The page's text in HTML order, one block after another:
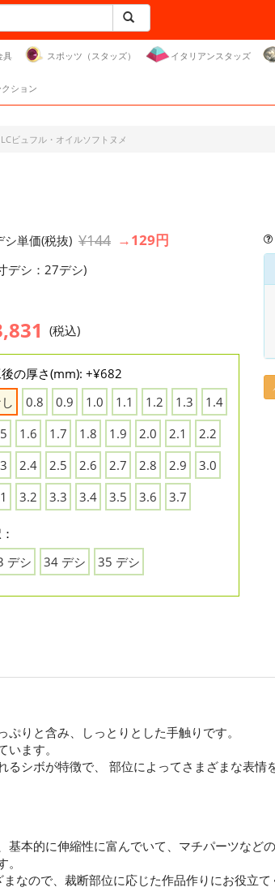
具 スポッツ（スタッズ） イタリアンスタッズ
ション
LCビュフル・オイルソフトヌメ
シ単価(税抜) ¥144 →129円
デシ：27デシ)
(税込)
の厚さ(mm): +¥682
0.8 0.9 1.0 1.1 1.2 1.3
1.4
1.6 1.7 1.8 1.9 2.0 2.1
2.2
2.4 2.5 2.6 2.7 2.8 2.9
3.0
3.2 3.3 3.4 3.5 3.6 3.7
デシ
34 デシ 35 デシ
りと含み、しっとりとした手触りです。
ます。
シボが特徴で、 部位によってさまざまな表情
本的に伸縮性に富んでいて、マチパーツなどの
なので、裁断部位に応じた作品作りにお役立て